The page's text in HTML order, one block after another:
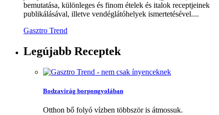
bemutatása, különleges és finom ételek és italok receptjeinek
publikálásával, illetve vendéglátóhelyek ismertetésével....
Gasztro Trend
Legújabb Receptek
Bodzavirág borpongyolában
Otthon bő folyó vízben többször is átmossuk.